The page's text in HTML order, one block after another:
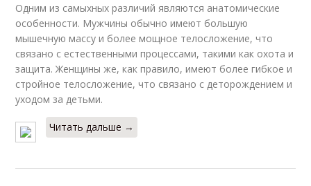
Одним из самыхных различий являются анатомические
особенности. Мужчины обычно имеют большую
мышечную массу и более мощное телосложение, что
связано с естественными процессами, такими как охота и
защита. Женщины же, как правило, имеют более гибкое и
стройное телосложение, что связано с деторождением и
уходом за детьми.
Читать дальше →